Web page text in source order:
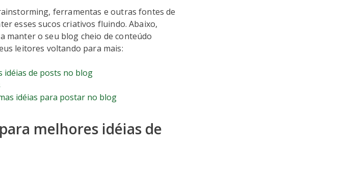
ferramentas e outras fontes de
esses sucos criativos fluindo. Abaixo,
manter o seu blog cheio de conteúdo
leitores voltando para mais:
idéias de posts no blog
idéias para postar no blog
melhores idéias de